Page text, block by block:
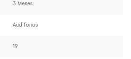
3 Meses
Audifonos
19